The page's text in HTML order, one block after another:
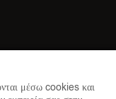
μέσω cookies και